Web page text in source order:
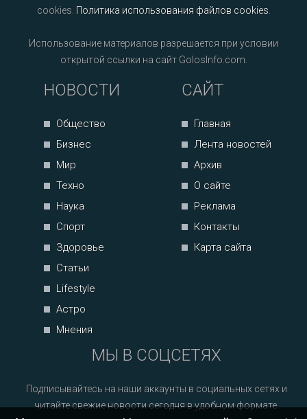
cookies. Политика использования файлов cookies
Использование материалов разрешается при условии
открытой ссылки на сайт GolosInfo.com.
НОВОСТИ
Общество
Бизнес
Мир
Техно
Наука
Спорт
Здоровье
Статьи
Lifestyle
Астро
Мнения
САЙТ
Главная
Лента новостей
Архив
О сайте
Реклама
Контакты
Карта сайта
МЫ В СОЦСЕТЯХ
Подписывайтесь на наши аккаунты в социальных сетях и
читайте свежие новости сегодня в удобном формате.